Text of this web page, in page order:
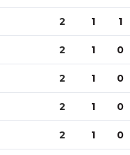
2 1 1
2 1 0
2 1 0
2 1 0
2 1 0